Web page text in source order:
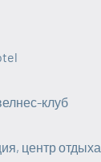
клуб
центр отдыха